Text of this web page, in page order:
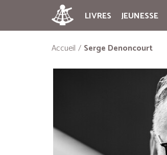
LIVRES JEUNESSE
Accueil Serge Denoncourt